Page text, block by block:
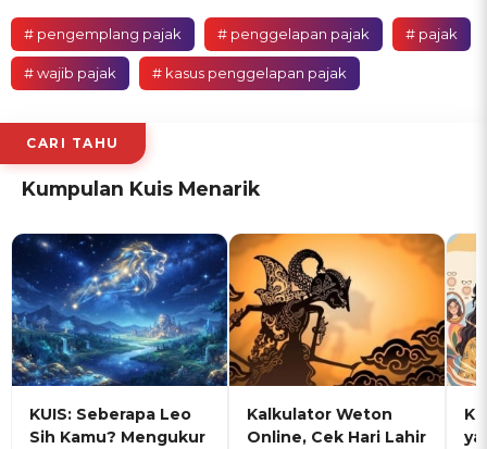
# pengemplang pajak # penggelapan pajak # pajak
# wajib pajak # kasus penggelapan pajak
CARI TAHU
Kumpulan Kuis Menarik
KUIS: Seberapa Leo
Sih Kamu? Mengukur
Kalkulator Weton
Online, Cek Hari Lahir